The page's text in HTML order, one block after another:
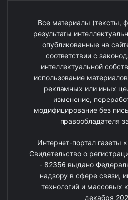
Все материалы (тексты,
результаты
опубликованные на
соответствии с
интеллектуальной
использование
рекламных или иных
изменение,
модифицирование без
правообладателя
Интернет-портал газеты
Свидетельство о
- 82356 выдано
надзору в сфере связи,
технологий и массовых
декабря